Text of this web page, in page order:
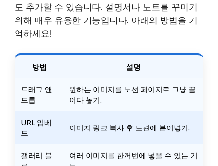
도 추가할 수 있습니다. 설명서나 노트를 꾸미기
위해 매우 유용한 기능입니다. 아래의 방법을 기
억하세요!
방법 설명
드래그 앤
드롭
원하는 이미지를 노션 페이지로 그냥 끌
어다 놓기.
URL 임베
드
이미지 링크 복사 후 노션에 붙여넣기.
갤러리 블
여러 이미지를 한꺼번에 넣을 수 있는 기